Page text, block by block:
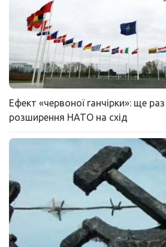
Ефект «червоної ганчірки»: ще
розширення НАТО на схід